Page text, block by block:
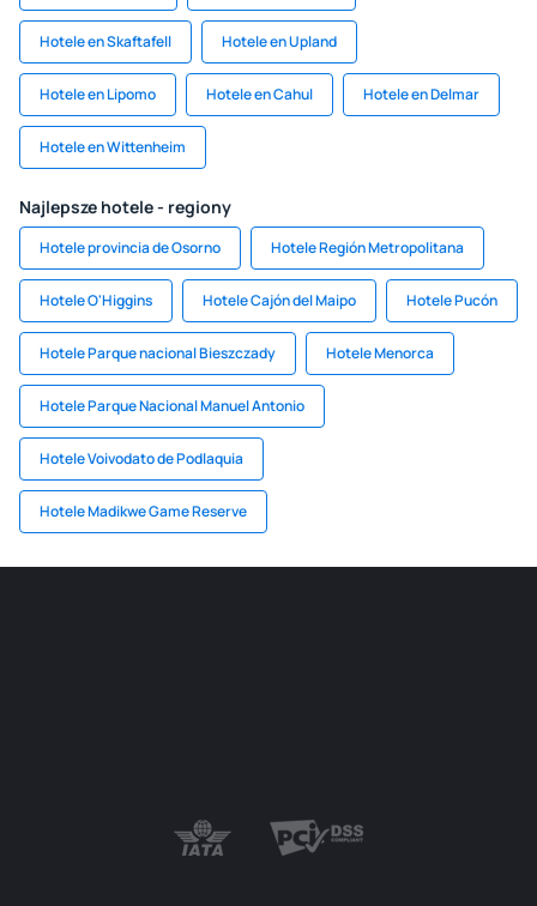
Hotele en Skaftafell Hotele en Upland
Hotele en Lipomo Hotele en Cahul Hotele en Delmar
Hotele en Wittenheim
Najlepsze hotele - regiony
Hotele provincia de Osorno Hotele Región Metropolitana
Hotele O'Higgins Hotele Cajón del Maipo Hotele Pucón
Hotele Parque nacional Bieszczady Hotele Menorca
Hotele Parque Nacional Manuel Antonio
Hotele Voivodato de Podlaquia
Hotele Madikwe Game Reserve